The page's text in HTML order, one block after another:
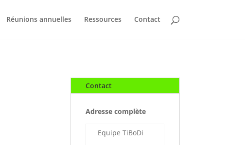
Réunions annuelles Ressources Contact
Contact
Adresse complète
Equipe TiBoDi